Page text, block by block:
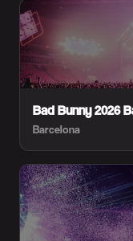
Bad Bunny 2026
Barcelona